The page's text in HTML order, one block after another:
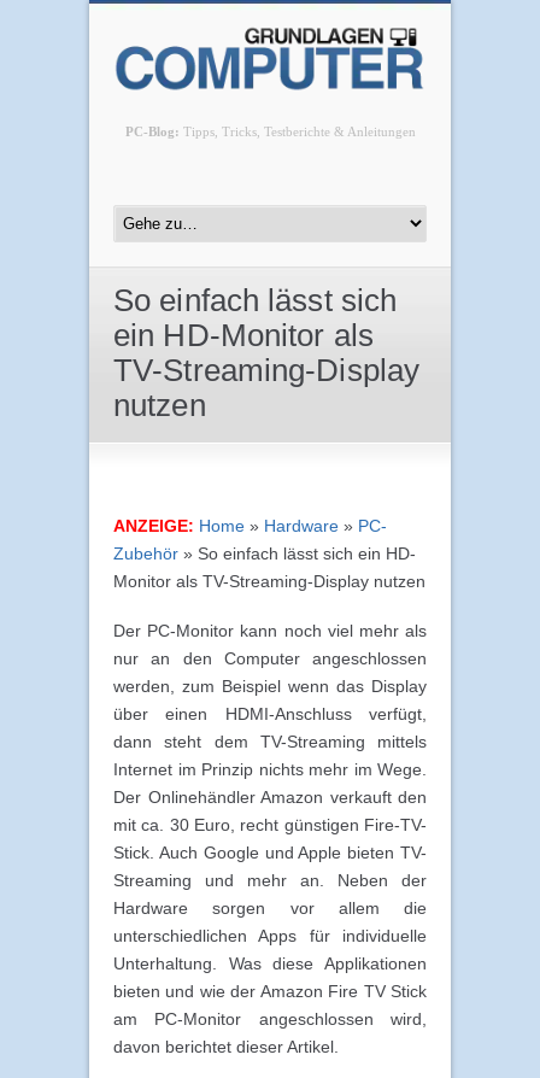
PC-Blog: Tipps, Tricks, Testberichte & Anleitungen
So einfach lässt sich
ein HD-Monitor als
TV-Streaming-Display
nutzen
ANZEIGE: Home » Hardware » PC-
Zubehör » So einfach lässt sich ein HD-
Monitor als TV-Streaming-Display nutzen
Der PC-Monitor kann noch viel mehr als
nur an den Computer angeschlossen
werden, zum Beispiel wenn das Display
über einen HDMI-Anschluss verfügt,
dann steht dem TV-Streaming mittels
Internet im Prinzip nichts mehr im Wege.
Der Onlinehändler Amazon verkauft den
mit ca. 30 Euro, recht günstigen Fire-TV-
Stick. Auch Google und Apple bieten TV-
Streaming und mehr an. Neben der
Hardware sorgen vor allem die
unterschiedlichen Apps für individuelle
Unterhaltung. Was diese Applikationen
bieten und wie der Amazon Fire TV Stick
am PC-Monitor angeschlossen wird,
davon berichtet dieser Artikel.